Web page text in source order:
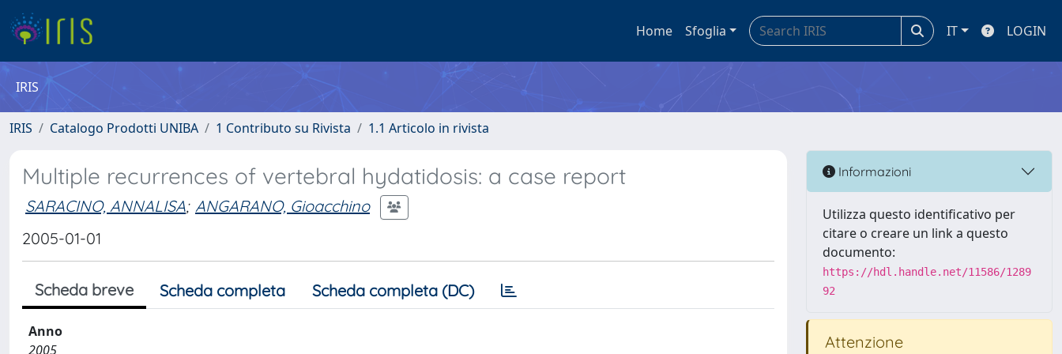
Home Sfoglia IT LOGIN
IRIS
IRIS Catalogo Prodotti UNIBA 1 Contributo su Rivista 1.1 Articolo in rivista
Multiple recurrences of vertebral hydatidosis: a case report
SARACINO, ANNALISA; ANGARANO, Gioacchino
2005-01-01
Scheda breve Scheda completa Scheda completa (DC)
Anno
2005
Informazioni
Utilizza questo identificativo per
citare o creare un link a questo
documento:
https://hdl.handle.net/11586/1289
92
Attenzione